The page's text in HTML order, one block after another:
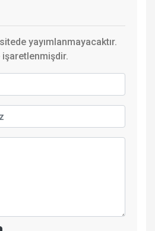
yayımlanmayacaktır.
işaretlenmişdir.